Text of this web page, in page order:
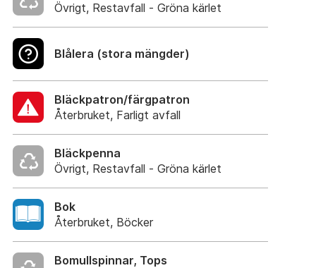
Övrigt, Restavfall - Gröna kärlet
Blålera (stora mängder)
Bläckpatron/färgpatron
Återbruket, Farligt avfall
Bläckpenna
Övrigt, Restavfall - Gröna kärlet
Bok
Återbruket, Böcker
Bomullspinnar, Tops